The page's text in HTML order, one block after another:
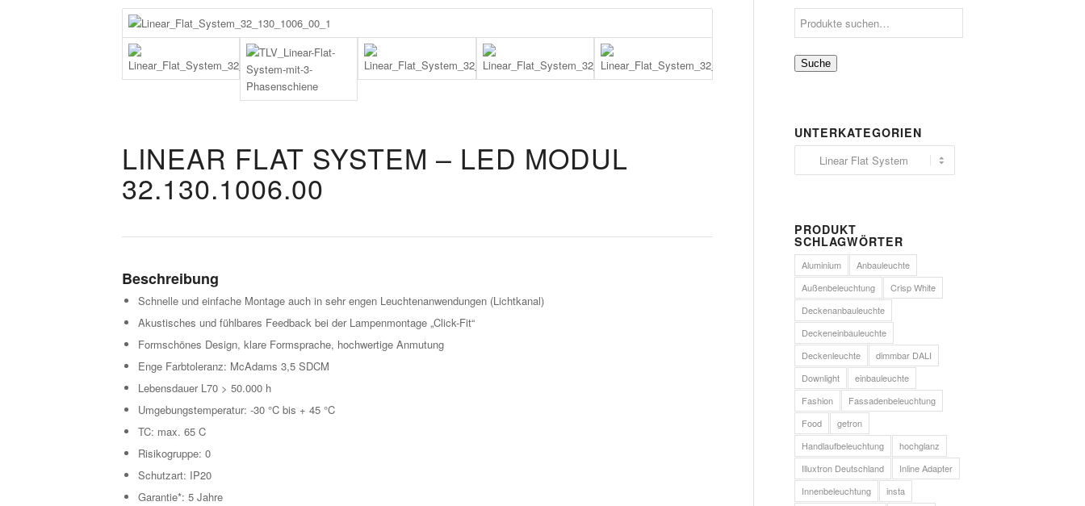
LINEAR FLAT SYSTEM – LED MODUL
32.130.1006.00
Beschreibung
Schnelle und einfache Montage auch in sehr engen Leuchtenanwendungen (Lichtkanal)
Akustisches und fühlbares Feedback bei der Lampenmontage „Click-Fit“
Formschönes Design, klare Formsprache, hochwertige Anmutung
Enge Farbtoleranz: McAdams 3,5 SDCM
Lebensdauer L70 > 50.000 h
Umgebungstemperatur: -30 °C bis + 45 °C
TC: max. 65 C
Risikogruppe: 0
Schutzart: IP20
Garantie*: 5 Jahre
Suche
UNTERKATEGORIEN
PRODUKT
SCHLAGWÖRTER
Aluminium
Anbauleuchte
Außenbeleuchtung
Crisp White
Deckenanbauleuchte
Deckeneinbauleuchte
Deckenleuchte
dimmbar DALI
Downlight
einbauleuchte
Fashion
Fassadenbeleuchtung
Food
getron
Handlaufbeleuchtung
hochglanz
Illuxtron Deutschland
Inline Adapter
Innenbeleuchtung
insta